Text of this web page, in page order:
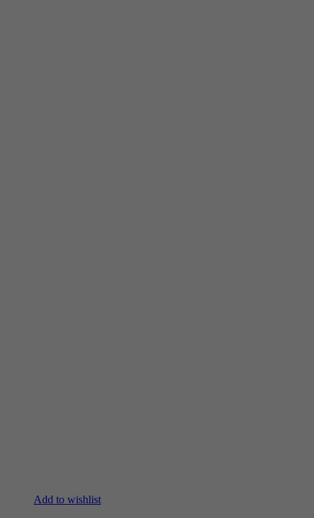
Add to wishlist